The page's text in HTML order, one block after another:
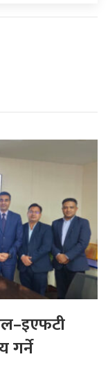
गर्ने